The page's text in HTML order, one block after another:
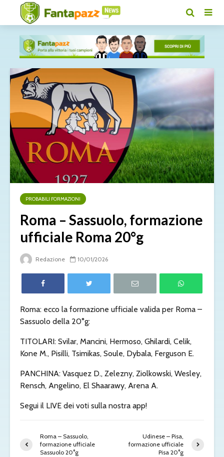
PROBABILI FORMAZIONI
Roma – Sassuolo, formazione
ufficiale Roma 20°g
Redazione 10/01/2026
Roma: ecco la formazione ufficiale valida per Roma –
Sassuolo della 20°g:
TITOLARI: Svilar, Mancini, Hermoso, Ghilardi, Celik,
Kone M., Pisilli, Tsimikas, Soule, Dybala, Ferguson E.
PANCHINA: Vasquez D., Zelezny, Ziolkowski, Wesley,
Rensch, Angelino, El Shaarawy, Arena A.
Segui il LIVE dei voti sulla nostra app!
Roma – Sassuolo,
formazione ufficiale
Sassuolo 20°g
Udinese – Pisa,
formazione ufficiale
Pisa 20°g